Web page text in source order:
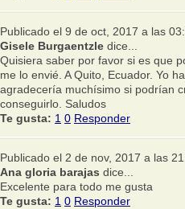
Publicado el 9 de oct, 2017 a las
Gisele Burgaentzle dice...
Quisiera saber por favor si es que
me lo envié. A Quito, Ecuador. Yo
agradecería muchísimo si podrían
conseguirlo. Saludos
Te gusta: 1 0 Responder
Publicado el 2 de nov, 2017 a las
Ana gloria barajas dice...
Excelente para todo me gusta
Te gusta: 1 0 Responder